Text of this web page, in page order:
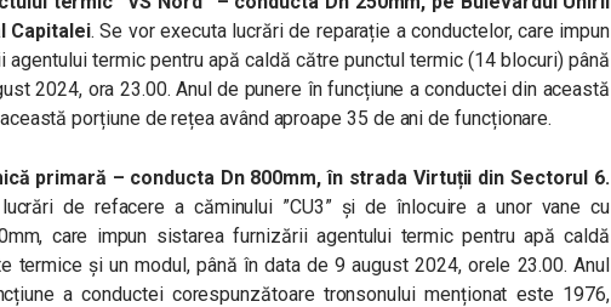
Capitalei. Se vor executa lucrări de reparație a conductelor, care impun
agentului termic pentru apă caldă către punctul termic (14 blocuri) până
2024, ora 23.00. Anul de punere în funcțiune a conductei din această
porțiune de rețea având aproape 35 de ani de funcționare.
primară – conducta Dn 800mm, în strada Virtuții din Sectorul 6.
de refacere a căminului ”CU3” și de înlocuire a unor vane cu
care impun sistarea furnizării agentului termic pentru apă caldă
termice și un modul, până în data de 9 august 2024, orele 23.00. Anul
a conductei corespunzătoare tronsonului menționat este 1976,